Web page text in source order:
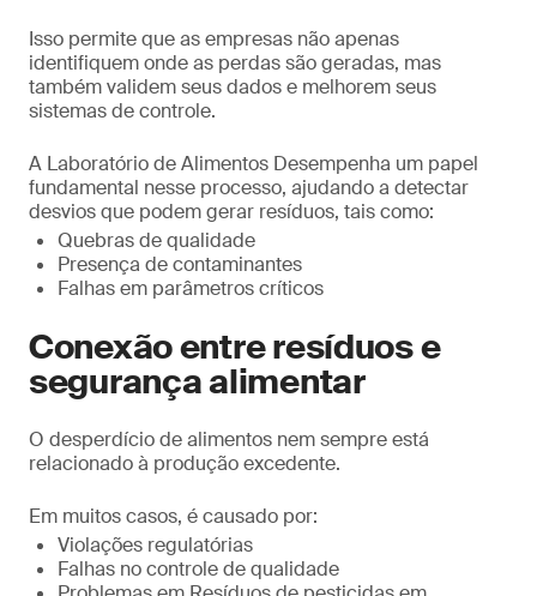
Isso permite que as empresas não apenas
identifiquem onde as perdas são geradas, mas
também validem seus dados e melhorem seus
sistemas de controle.
A Laboratório de Alimentos Desempenha um papel
fundamental nesse processo, ajudando a detectar
desvios que podem gerar resíduos, tais como:
Quebras de qualidade
Presença de contaminantes
Falhas em parâmetros críticos
Conexão entre resíduos e
segurança alimentar
O desperdício de alimentos nem sempre está
relacionado à produção excedente.
Em muitos casos, é causado por:
Violações regulatórias
Falhas no controle de qualidade